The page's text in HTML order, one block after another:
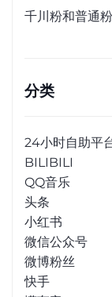
千川粉和普通
分类
24小时自助平
BILIBILI
QQ音乐
头条
小红书
微信公众号
微博粉丝
快手